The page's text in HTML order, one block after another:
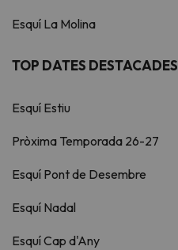
Esquí La Molina
TOP DATES DESTACADES
Esquí Estiu
Pròxima Temporada 26-27
Esquí Pont de Desembre
Esquí Nadal
Esquí Cap d'Any